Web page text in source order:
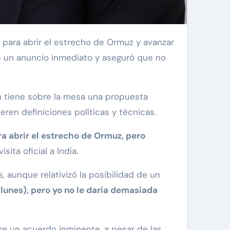
para abrir el estrecho de Ormuz y avanzar
anuncio inmediato y aseguró que no
tiene sobre la mesa una propuesta
definiciones políticas y técnicas.
abrir el estrecho de Ormuz, pero
oficial a India.
aunque relativizó la posibilidad de un
pero yo no le daría demasiada